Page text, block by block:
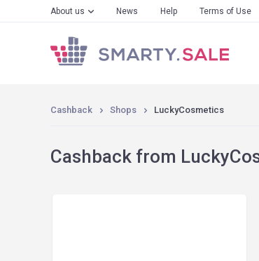
About us News Help Terms of Use
Cashback Shops LuckyCosmetics
Cashback from